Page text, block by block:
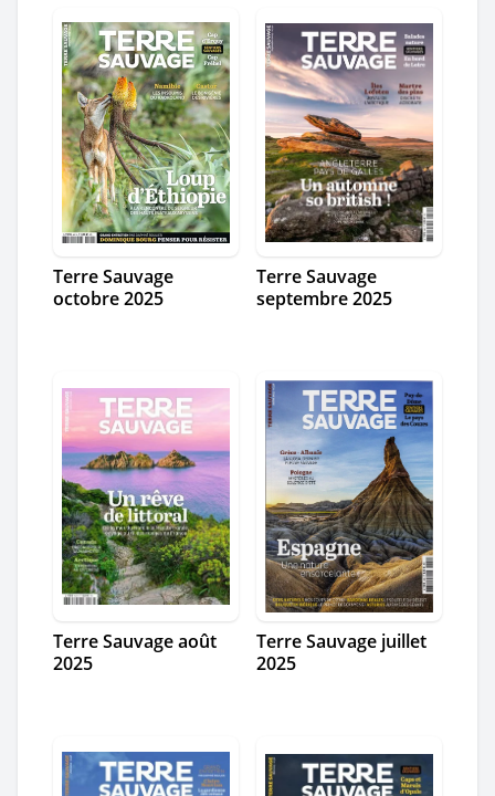
Terre Sauvage
octobre 2025
Terre Sauvage
septembre 2025
Terre Sauvage août
2025
Terre Sauvage juillet
2025